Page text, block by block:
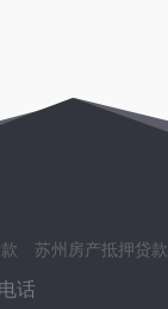
苏州房产抵押贷款
话